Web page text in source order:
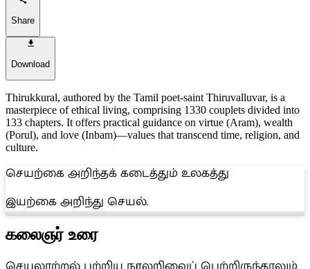
Share
Download
Thirukkural, authored by the Tamil poet-saint Thiruvalluvar, is a
masterpiece of ethical living, comprising 1330 couplets divided into
133 chapters. It offers practical guidance on virtue (Aram), wealth
(Porul), and love (Inbam)—values that transcend time, religion, and
culture.
செயற்கை அறிந்தக் கடைத்தும் உலகத்து
இயற்கை அறிந்து செயல்.
கலைஞர் உரை